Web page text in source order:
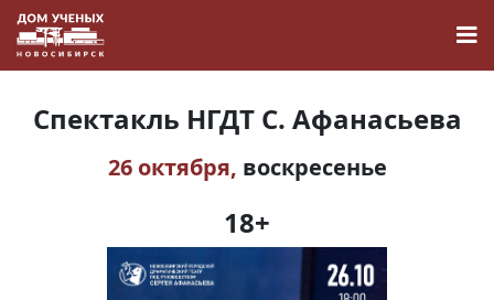
Наука
Спектакль НГДТ С. Афанасьева
26 октября, воскресенье
18+